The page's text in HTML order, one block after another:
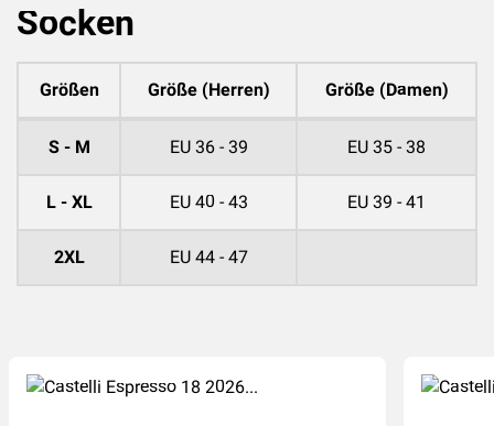
Socken
Größen Größe (Herren) Größe (Damen)
S - M EU 36 - 39 EU 35 - 38
L - XL EU 40 - 43 EU 39 - 41
2XL EU 44 - 47